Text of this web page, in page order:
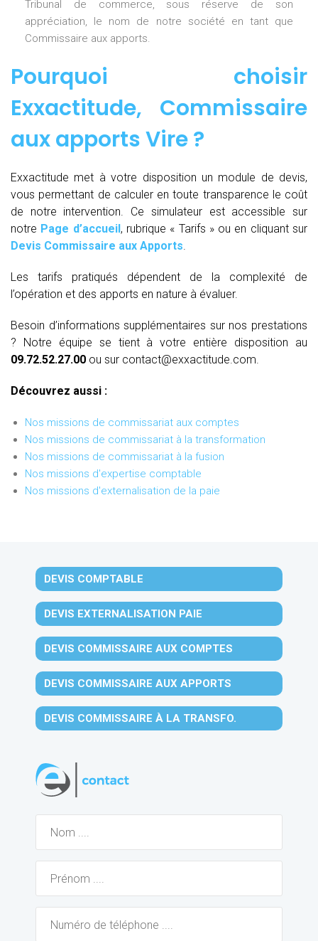
Tribunal de commerce, sous réserve de son
appréciation, le nom de notre société en tant que
Commissaire aux apports.
Pourquoi choisir
Exxactitude, Commissaire
aux apports Vire?
Exxactitude met à votre disposition un module de devis,
vous permettant de calculer en toute transparence le coût
de notre intervention. Ce simulateur est accessible sur
notre Page d’accueil, rubrique « Tarifs » ou en cliquant sur
Devis Commissaire aux Apports.
Les tarifs pratiqués dépendent de la complexité de
l’opération et des apports en nature à évaluer.
Besoin d’informations supplémentaires sur nos prestations
? Notre équipe se tient à votre entière disposition au
09.72.52.27.00 ou sur contact@exxactitude.com.
Découvrez aussi :
Nos missions de commissariat aux comptes
Nos missions de commissariat à la transformation
Nos missions de commissariat à la fusion
Nos missions d'expertise comptable
Nos missions d'externalisation de la paie
DEVIS COMPTABLE
DEVIS EXTERNALISATION PAIE
DEVIS COMMISSAIRE AUX COMPTES
DEVIS COMMISSAIRE AUX APPORTS
DEVIS COMMISSAIRE À LA TRANSFO.